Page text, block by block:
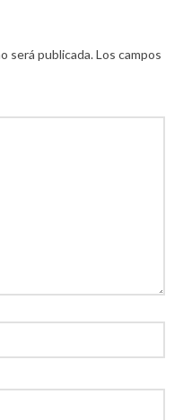
será publicada.Los campos